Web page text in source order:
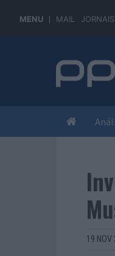
MENU MAIL JORNAIS
19 NOV